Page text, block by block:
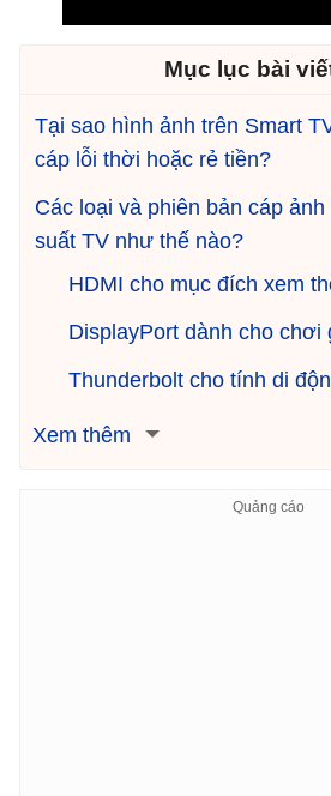
Mục lục bài
Tại sao hình ảnh trên Smart
cáp lỗi thời hoặc rẻ tiền?
Các loại và phiên bản cáp
suất TV như thế nào?
HDMI cho mục đích xem
DisplayPort dành cho chơi
Thunderbolt cho tính di
Xem thêm